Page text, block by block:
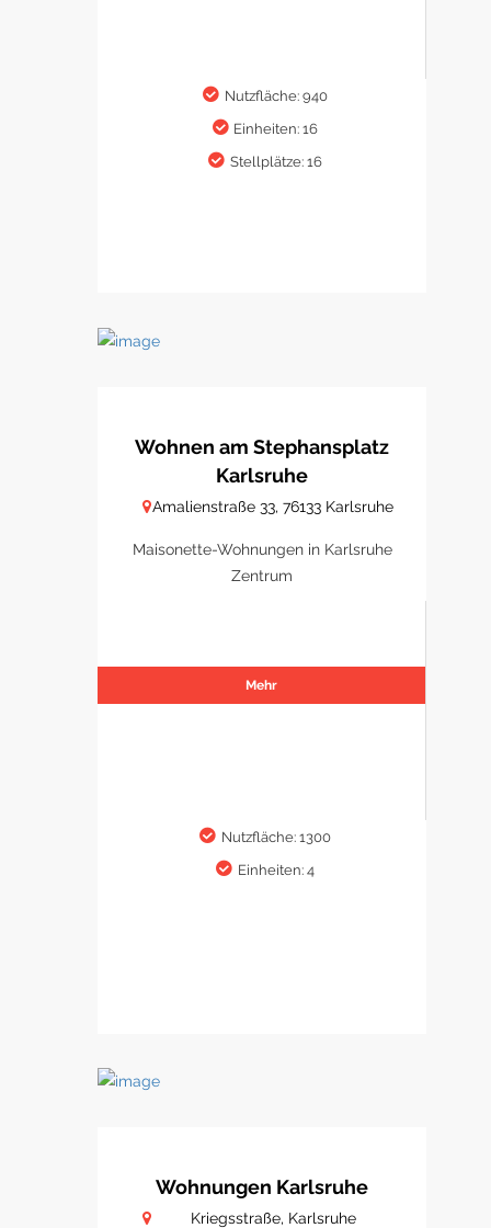
Nutzfläche: 940
Einheiten: 16
Stellplätze: 16
Wohnen am Stephansplatz
Karlsruhe
Amalienstraße 33, 76133 Karlsruhe
Maisonette-Wohnungen in Karlsruhe
Zentrum
Mehr
Nutzfläche: 1300
Einheiten: 4
Wohnungen Karlsruhe
Kriegsstraße, Karlsruhe